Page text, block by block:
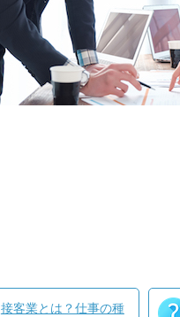
接客業とは？仕事の種